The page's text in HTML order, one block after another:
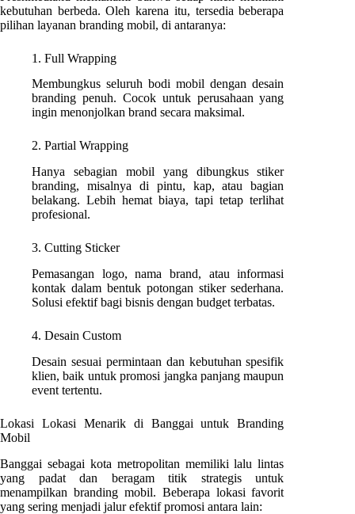
kebutuhan berbeda. Oleh karena itu, tersedia beberapa
pilihan layanan branding mobil, di antaranya:
1. Full Wrapping
Membungkus seluruh bodi mobil dengan desain
branding penuh. Cocok untuk perusahaan yang
ingin menonjolkan brand secara maksimal.
2. Partial Wrapping
Hanya sebagian mobil yang dibungkus stiker
branding, misalnya di pintu, kap, atau bagian
belakang. Lebih hemat biaya, tapi tetap terlihat
profesional.
3. Cutting Sticker
Pemasangan logo, nama brand, atau informasi
kontak dalam bentuk potongan stiker sederhana.
Solusi efektif bagi bisnis dengan budget terbatas.
4. Desain Custom
Desain sesuai permintaan dan kebutuhan spesifik
klien, baik untuk promosi jangka panjang maupun
event tertentu.
Lokasi Lokasi Menarik di Banggai untuk Branding
Mobil
Banggai sebagai kota metropolitan memiliki lalu lintas
yang padat dan beragam titik strategis untuk
menampilkan branding mobil. Beberapa lokasi favorit
yang sering menjadi jalur efektif promosi antara lain: